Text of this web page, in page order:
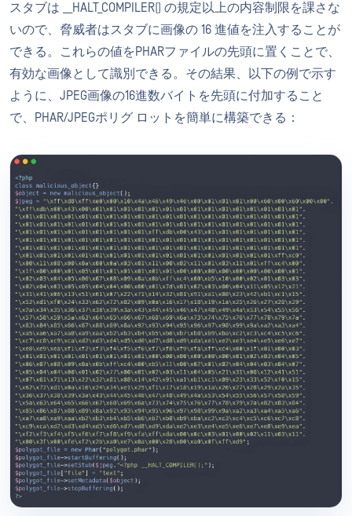
スタブは __HALT_COMPILER() の規定以上の内容制限を課さな
いので、脅威者はスタブに画像の 16 進値を注入することが
できる。これらの値をPHARファイルの先頭に置くことで、
有効な画像として識別できる。その結果、以下の例で示す
ように、JPEG画像の16進数バイトを先頭に付加すること
で、PHAR/JPEGポリグ ロットを簡単に構築できる：